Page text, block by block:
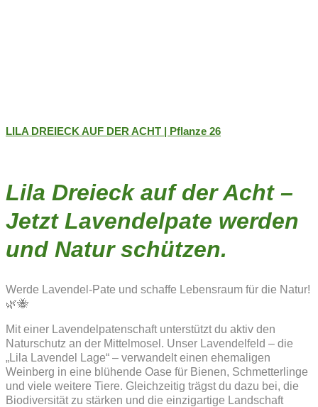
LILA DREIECK AUF DER ACHT | Pflanze 26
Lila Dreieck auf der Acht –
Jetzt Lavendelpate werden
und Natur schützen.
Werde Lavendel-Pate und schaffe Lebensraum für die Natur!
🌿🐝
Mit einer Lavendelpatenschaft unterstützt du aktiv den
Naturschutz an der Mittelmosel. Unser Lavendelfeld – die
„Lila Lavendel Lage“ – verwandelt einen ehemaligen
Weinberg in eine blühende Oase für Bienen, Schmetterlinge
und viele weitere Tiere. Gleichzeitig trägst du dazu bei, die
Biodiversität zu stärken und die einzigartige Landschaft